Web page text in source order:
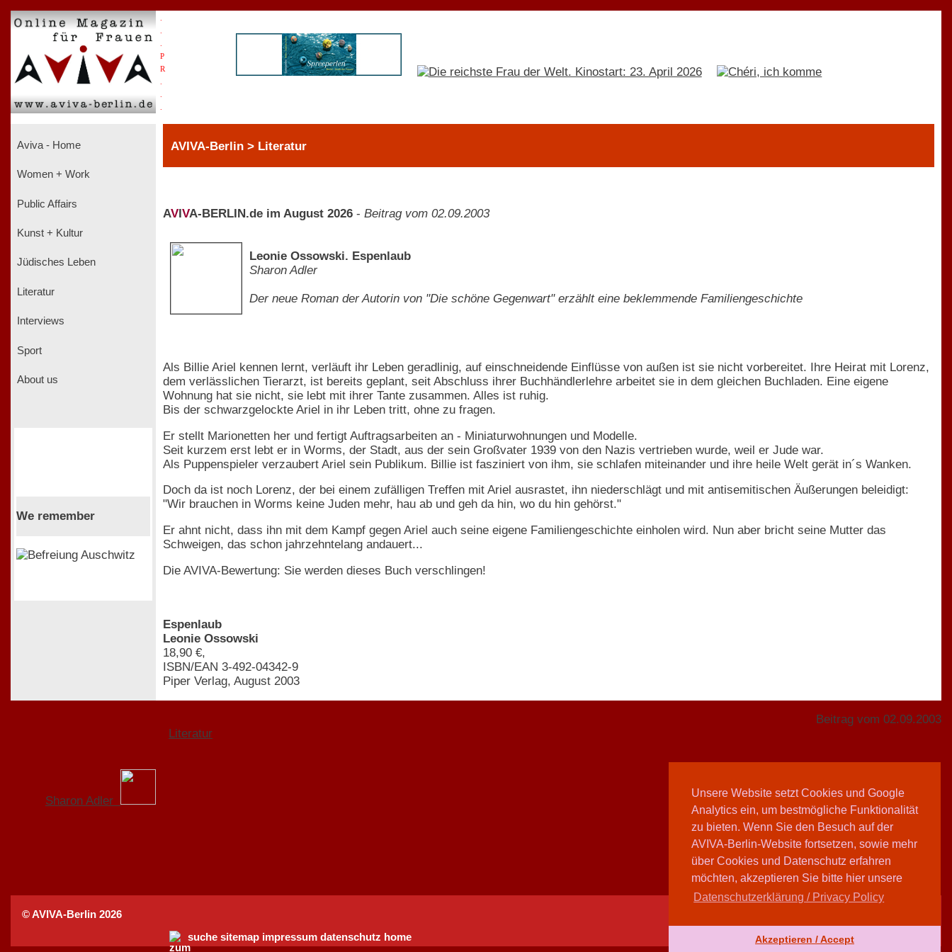
Unsere Website setzt Cookies und Google
Analytics ein, um bestmögliche Funktionalität
zu bieten. Wenn Sie den Besuch auf der
AVIVA-Berlin-Website fortsetzen, sowie mehr
über Cookies und Datenschutz erfahren
möchten, akzeptieren Sie bitte hier unsere
Datenschutzerklärung / Privacy Policy
Akzeptieren / Accept
P
R
Aviva - Home
Women + Work
Public Affairs
Kunst + Kultur
Jüdisches Leben
Literatur
Interviews
Sport
About us
We remember
AVIVA-Berlin > Literatur
AV VA-BERLIN.de im August 2026 - Beitrag vom 02.09.2003
Leonie Ossowski. Espenlaub
Sharon Adler
Der neue Roman der Autorin von "Die schöne Gegenwart" erzählt eine beklemmende Familiengeschichte
Als Billie Ariel kennen lernt, verläuft ihr Leben geradlinig, auf einschneidende Einflüsse von außen ist sie nicht vorbereitet. Ihre Heirat mit Lorenz,
dem verlässlichen Tierarzt, ist bereits geplant, seit Abschluss ihrer Buchhändlerlehre arbeitet sie in dem gleichen Buchladen. Eine eigene
Wohnung hat sie nicht, sie lebt mit ihrer Tante zusammen. Alles ist ruhig.
Bis der schwarzgelockte Ariel in ihr Leben tritt, ohne zu fragen.
Er stellt Marionetten her und fertigt Auftragsarbeiten an - Miniaturwohnungen und Modelle.
Seit kurzem erst lebt er in Worms, der Stadt, aus der sein Großvater 1939 von den Nazis vertrieben wurde, weil er Jude war.
Als Puppenspieler verzaubert Ariel sein Publikum. Billie ist fasziniert von ihm, sie schlafen miteinander und ihre heile Welt gerät in´s Wanken.
Doch da ist noch Lorenz, der bei einem zufälligen Treffen mit Ariel ausrastet, ihn niederschlägt und mit antisemitischen Äußerungen beleidigt:
"Wir brauchen in Worms keine Juden mehr, hau ab und geh da hin, wo du hin gehörst."
Er ahnt nicht, dass ihn mit dem Kampf gegen Ariel auch seine eigene Familiengeschichte einholen wird. Nun aber bricht seine Mutter das
Schweigen, das schon jahrzehntelang andauert...
Die AVIVA-Bewertung: Sie werden dieses Buch verschlingen!
Espenlaub
Leonie Ossowski
18,90 €,
ISBN/EAN 3-492-04342-9
Piper Verlag, August 2003
Literatur
Beitrag vom 02.09.2003
Sharon Adler
Teilen
© AVIVA-Berlin 2026
suche sitemap impressum datenschutz home